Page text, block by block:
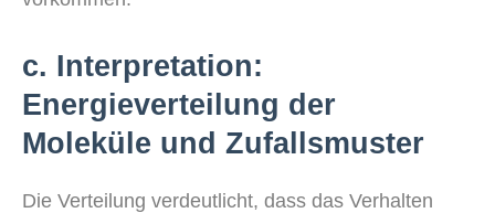
c. Interpretation:
Energieverteilung der
Moleküle und Zufallsmuster
Die Verteilung verdeutlicht, dass das Verhalten